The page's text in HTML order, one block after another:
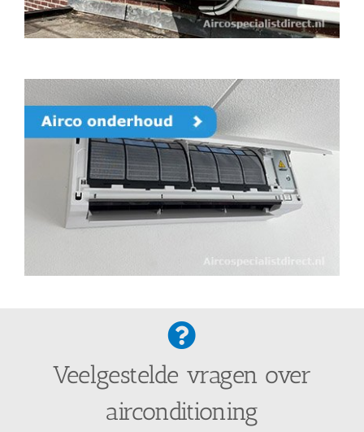
Veelgestelde vragen over
airconditioning